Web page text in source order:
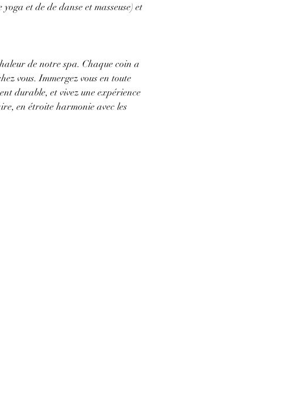
et de de danse et masseuse) et
de notre spa. Chaque coin a
vous. Immergez vous en toute
durable, et vivez une expérience
en étroite harmonie avec les